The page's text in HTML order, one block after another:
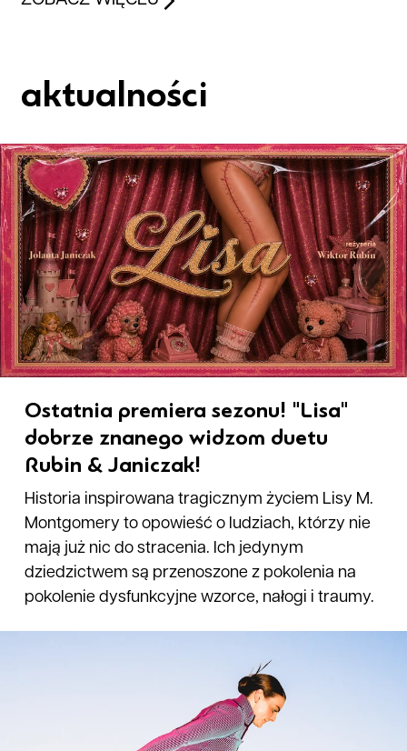
aktualności
Ostatnia premiera sezonu! "Lisa"
dobrze znanego widzom duetu
Rubin & Janiczak!
Historia inspirowana tragicznym życiem Lisy M.
Montgomery to opowieść o ludziach, którzy nie
mają już nic do stracenia. Ich jedynym
dziedzictwem są przenoszone z pokolenia na
pokolenie dysfunkcyjne wzorce, nałogi i traumy.